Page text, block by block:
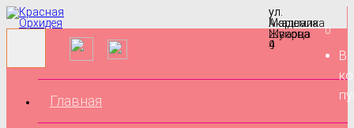
ул.
Маршала
Жукова
9
ул.
Академика
Шварца
4
0
В
Главная